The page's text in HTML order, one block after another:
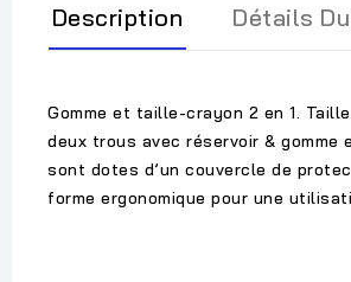
Description Détails
Gomme et taille-crayon 2 en 1.
deux trous avec réservoir & gomme
sont dotes d’un couvercle de
forme ergonomique pour une